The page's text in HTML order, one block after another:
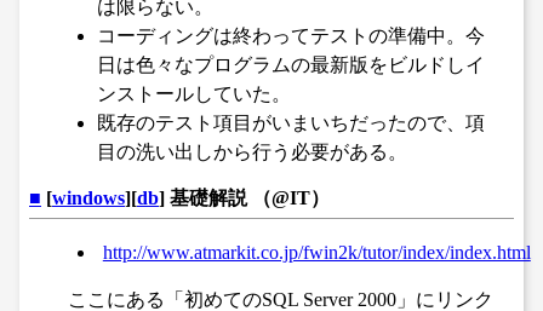
は限らない。
コーディングは終わってテストの準備中。今
日は色々なプログラムの最新版をビルドしイ
ンストールしていた。
既存のテスト項目がいまいちだったので、項
目の洗い出しから行う必要がある。
■ [windows][db] 基礎解説 （@IT）
http://www.atmarkit.co.jp/fwin2k/tutor/index/index.html
ここにある「初めてのSQL Server 2000」にリンク